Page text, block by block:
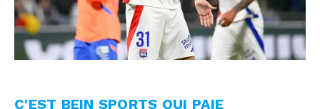
C'EST BEIN SPORTS QUI PAIE